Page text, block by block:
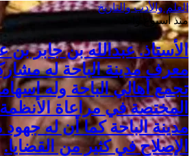
العلم والأدب والتاريخ
منذ أسبوع واحد
الأستاذ. عبدالله بن جابر بن
معرف مدينة الباحة له
تجمع أهالي الباحة وله
المختصة في مراعاة
مدينة الباحة كما أن له
الإصلاح في كثير من القضايا.